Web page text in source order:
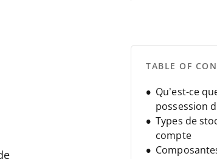
TABLE OF
Qu’est-ce
possession
Types de
compte